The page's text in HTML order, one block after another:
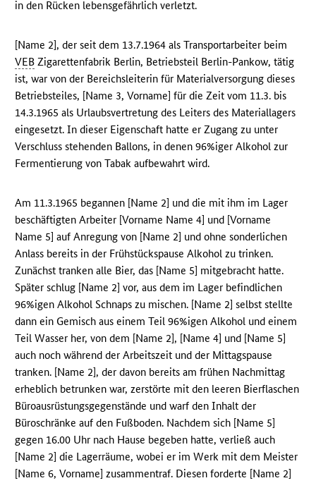
in den Rücken lebensgefährlich verletzt.
[Name 2], der seit dem 13.7.1964 als Transportarbeiter beim
VEB Zigarettenfabrik Berlin, Betriebsteil Berlin-Pankow, tätig
ist, war von der Bereichsleiterin für Materialversorgung dieses
Betriebsteiles, [Name 3, Vorname] für die Zeit vom 11.3. bis
14.3.1965 als Urlaubsvertretung des Leiters des Materiallagers
eingesetzt. In dieser Eigenschaft hatte er Zugang zu unter
Verschluss stehenden Ballons, in denen 96%iger Alkohol zur
Fermentierung von Tabak aufbewahrt wird.
Am 11.3.1965 begannen [Name 2] und die mit ihm im Lager
beschäftigten Arbeiter [Vorname Name 4] und [Vorname
Name 5] auf Anregung von [Name 2] und ohne sonderlichen
Anlass bereits in der Frühstückspause Alkohol zu trinken.
Zunächst tranken alle Bier, das [Name 5] mitgebracht hatte.
Später schlug [Name 2] vor, aus dem im Lager befindlichen
96%igen Alkohol Schnaps zu mischen. [Name 2] selbst stellte
dann ein Gemisch aus einem Teil 96%igen Alkohol und einem
Teil Wasser her, von dem [Name 2], [Name 4] und [Name 5]
auch noch während der Arbeitszeit und der Mittagspause
tranken. [Name 2], der davon bereits am frühen Nachmittag
erheblich betrunken war, zerstörte mit den leeren Bierflaschen
Büroausrüstungsgegenstände und warf den Inhalt der
Büroschränke auf den Fußboden. Nachdem sich [Name 5]
gegen 16.00 Uhr nach Hause begeben hatte, verließ auch
[Name 2] die Lagerräume, wobei er im Werk mit dem Meister
[Name 6, Vorname] zusammentraf. Diesen forderte [Name 2]